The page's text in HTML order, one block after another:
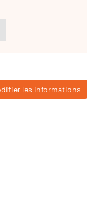
les informations